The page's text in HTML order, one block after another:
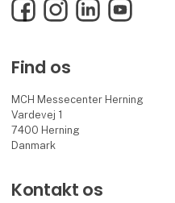
FacebookInstagramLinkedInYouTube
Find os
MCH Messecenter Herning
Vardevej 1
7400 Herning
Danmark
Kontakt os